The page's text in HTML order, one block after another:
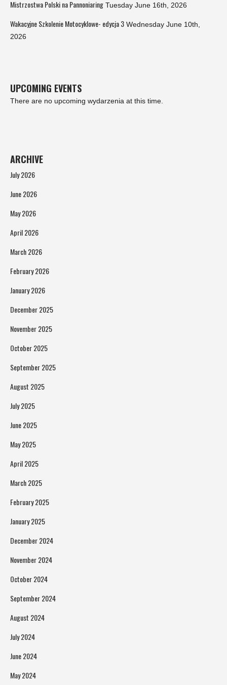
Mistrzostwa Polski na Pannoniaring Tuesday June 16th, 2026
Wakacyjne Szkolenie Motocyklowe- edycja 3 Wednesday June 10th,
2026
UPCOMING EVENTS
There are no upcoming wydarzenia at this time.
ARCHIVE
July 2026
June 2026
May 2026
April 2026
March 2026
February 2026
January 2026
December 2025
November 2025
October 2025
September 2025
August 2025
July 2025
June 2025
May 2025
April 2025
March 2025
February 2025
January 2025
December 2024
November 2024
October 2024
September 2024
August 2024
July 2024
June 2024
May 2024